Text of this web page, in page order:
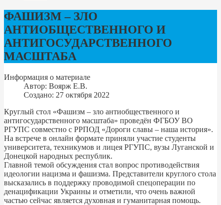
ФАШИЗМ – ЗЛО
АНТИОБЩЕСТВЕННОГО И
АНТИГОСУДАРСТВЕННОГО
МАСШТАБА
Информация о материале
Автор: Воярж Е.В.
Создано: 27 октября 2022
Круглый стол «Фашизм – зло антиобщественного и
антигосударственного масштаба» проведён ФГБОУ ВО
РГУПС совместно с РРПОД «Дороги славы – наша история».
На встрече в онлайн формате приняли участие студенты
университета, техникумов и лицея РГУПС, вузы Луганской и
Донецкой народных республик.
Главной темой обсуждения стал вопрос противодействия
идеологии нацизма и фашизма. Представители круглого стола
высказались в поддержку проводимой спецоперации по
денацификации Украины и отметили, что очень важной
частью сейчас является духовная и гуманитарная помощь.